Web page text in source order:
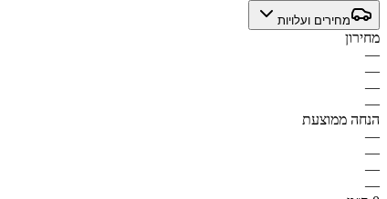
מחירים ועלויות
מחירון
—
—
—
—
הנחה ממוצעת
—
—
—
—